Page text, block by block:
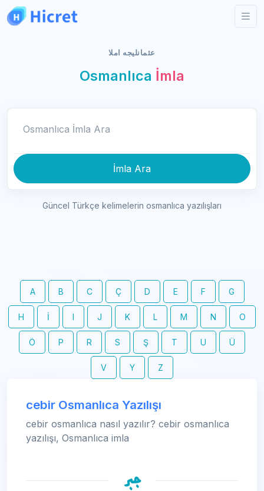
عثمانليجه املا
Osmanlıca İmla
İmla Ara
Güncel Türkçe kelimelerin osmanlıca yazılışları
A B C Ç D E F G
H İ I J K L M N O
Ö P R S Ş T U Ü
V Y Z
cebir Osmanlıca Yazılışı
cebir osmanlıca nasıl yazılır? cebir osmanlıca
yazılışı, Osmanlıca imla
جبر